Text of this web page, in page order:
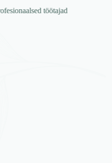
profesionaalsed töötajad